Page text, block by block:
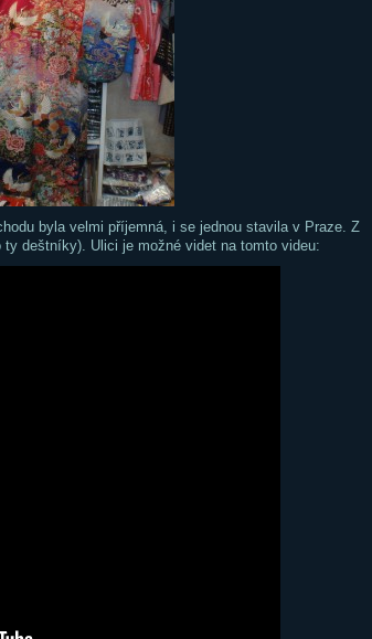
byla velmi příjemná, i se jednou stavila v Praze. Z
deštníky). Ulici je možné videt na tomto videu: